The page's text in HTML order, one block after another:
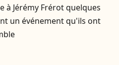
à Jérémy Frérot quelques
un événement qu'ils ont